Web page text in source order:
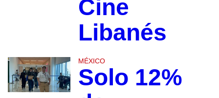
Cine
Libanés
MÉXICO
Solo 12%